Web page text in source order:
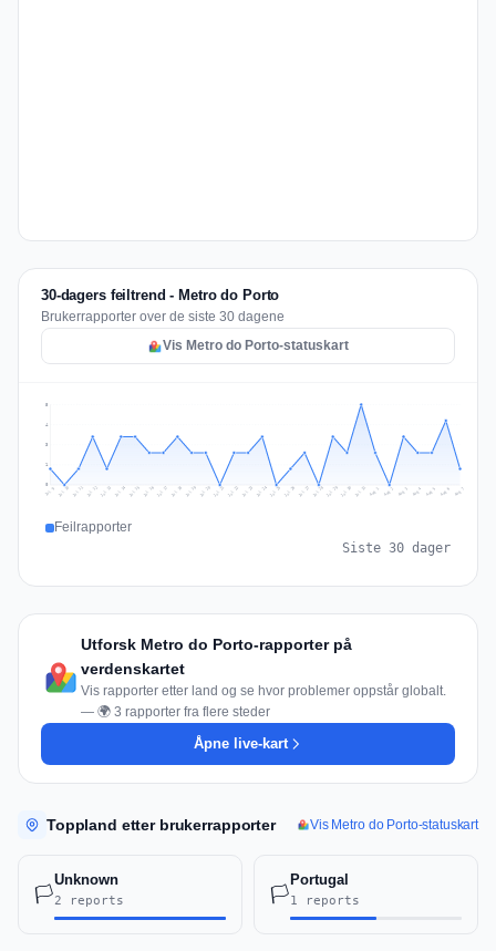
30-dagers feiltrend - Metro do Porto
Brukerrapporter over de siste 30 dagene
Vis Metro do Porto-statuskart
1
3
4
5
Jul 9 Jul 10 Jul 11 Jul 12 Jul 13 Jul 14 Jul 15 Jul 16 Jul 17 Jul 18 Jul 19 Jul 20 Jul 21 Jul 22 Jul 23 Jul 24 Jul 25 Jul 26 Jul 27 Jul 28 Jul 29 Jul 30 Jul 31 Aug 1 Aug 2 Aug 3 Aug 4 Aug 5 Aug 6 Aug 7
Feilrapporter
Siste 30 dager
Utforsk Metro do Porto-rapporter på
verdenskartet
Vis rapporter etter land og se hvor problemer oppstår globalt.
— 🌍 3 rapporter fra flere steder
Åpne live-kart
Toppland etter brukerrapporter Vis Metro do Porto-statuskart
🏳️
Unknown
2 reports 🏳️
Portugal
1 reports